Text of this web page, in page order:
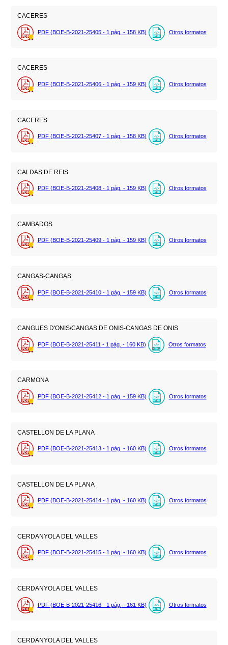
CACERES
PDF (BOE-B-2021-25405 - 1 pág. - 158 KB) Otros formatos
CACERES
PDF (BOE-B-2021-25406 - 1 pág. - 159 KB) Otros formatos
CACERES
PDF (BOE-B-2021-25407 - 1 pág. - 158 KB) Otros formatos
CALDAS DE REIS
PDF (BOE-B-2021-25408 - 1 pág. - 159 KB) Otros formatos
CAMBADOS
PDF (BOE-B-2021-25409 - 1 pág. - 159 KB) Otros formatos
CANGAS-CANGAS
PDF (BOE-B-2021-25410 - 1 pág. - 159 KB) Otros formatos
CANGUES D'ONIS/CANGAS DE ONIS-CANGAS DE ONIS
PDF (BOE-B-2021-25411 - 1 pág. - 160 KB) Otros formatos
CARMONA
PDF (BOE-B-2021-25412 - 1 pág. - 159 KB) Otros formatos
CASTELLON DE LA PLANA
PDF (BOE-B-2021-25413 - 1 pág. - 160 KB) Otros formatos
CASTELLON DE LA PLANA
PDF (BOE-B-2021-25414 - 1 pág. - 160 KB) Otros formatos
CERDANYOLA DEL VALLES
PDF (BOE-B-2021-25415 - 1 pág. - 160 KB) Otros formatos
CERDANYOLA DEL VALLES
PDF (BOE-B-2021-25416 - 1 pág. - 161 KB) Otros formatos
CERDANYOLA DEL VALLES